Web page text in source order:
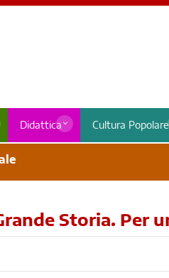
Didattica Cultura Popolare
Storia. Per